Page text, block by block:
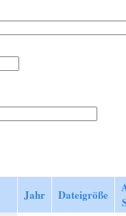
Jahr Dateigröße